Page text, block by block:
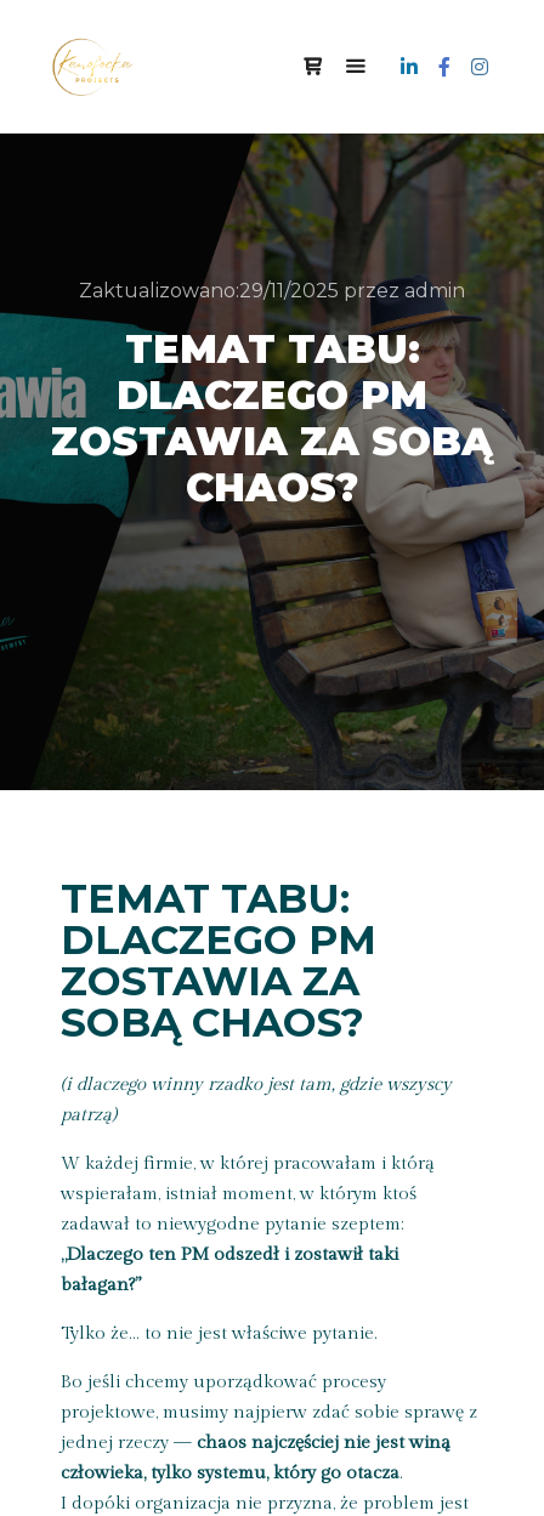
Zaktualizowano:29/11/2025 przez admin
TEMAT TABU:
DLACZEGO PM
ZOSTAWIA ZA SOBĄ
CHAOS?
TEMAT TABU:
DLACZEGO PM
ZOSTAWIA ZA
SOBĄ CHAOS?
(i dlaczego winny rzadko jest tam, gdzie wszyscy
patrzą)
W każdej firmie, w której pracowałam i którą
wspierałam, istniał moment, w którym ktoś
zadawał to niewygodne pytanie szeptem:
„Dlaczego ten PM odszedł i zostawił taki
bałagan?”
Tylko że… to nie jest właściwe pytanie.
Bo jeśli chcemy uporządkować procesy
projektowe, musimy najpierw zdać sobie sprawę z
jednej rzeczy — chaos najczęściej nie jest winą
człowieka, tylko systemu, który go otacza.
I dopóki organizacja nie przyzna, że problem jest